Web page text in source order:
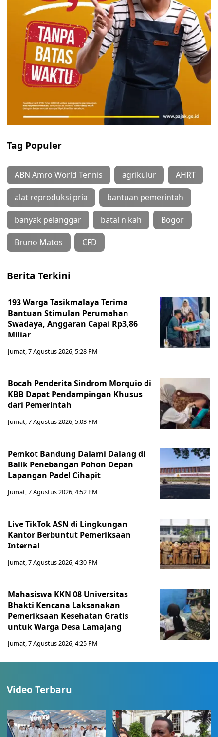
Tag Populer
ABN Amro World Tennis agrikulur AHRT
alat reproduksi pria bantuan pemerintah
banyak pelanggar batal nikah Bogor
Bruno Matos CFD
Berita Terkini
193 Warga Tasikmalaya Terima
Bantuan Stimulan Perumahan
Swadaya, Anggaran Capai Rp3,86
Miliar
Jumat, 7 Agustus 2026, 5:28 PM
Bocah Penderita Sindrom Morquio di
KBB Dapat Pendampingan Khusus
dari Pemerintah
Jumat, 7 Agustus 2026, 5:03 PM
Pemkot Bandung Dalami Dalang di
Balik Penebangan Pohon Depan
Lapangan Padel Cihapit
Jumat, 7 Agustus 2026, 4:52 PM
Live TikTok ASN di Lingkungan
Kantor Berbuntut Pemeriksaan
Internal
Jumat, 7 Agustus 2026, 4:30 PM
Mahasiswa KKN 08 Universitas
Bhakti Kencana Laksanakan
Pemeriksaan Kesehatan Gratis
untuk Warga Desa Lamajang
Jumat, 7 Agustus 2026, 4:25 PM
Video Terbaru